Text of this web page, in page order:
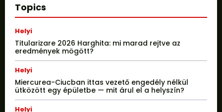
Topics
Helyi
Titularizare 2026 Harghita: mi marad rejtve az
eredmények mögött?
Helyi
Miercurea-Ciucban ittas vezető engedély nélkül
ütközött egy épületbe — mit árul el a helyszín?
Helyi